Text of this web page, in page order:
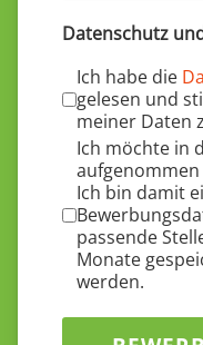
Datenschutz
Ich habe die
gelesen und
meiner Daten
Ich möchte in
Ich bin damit
passende
Monate
werden.